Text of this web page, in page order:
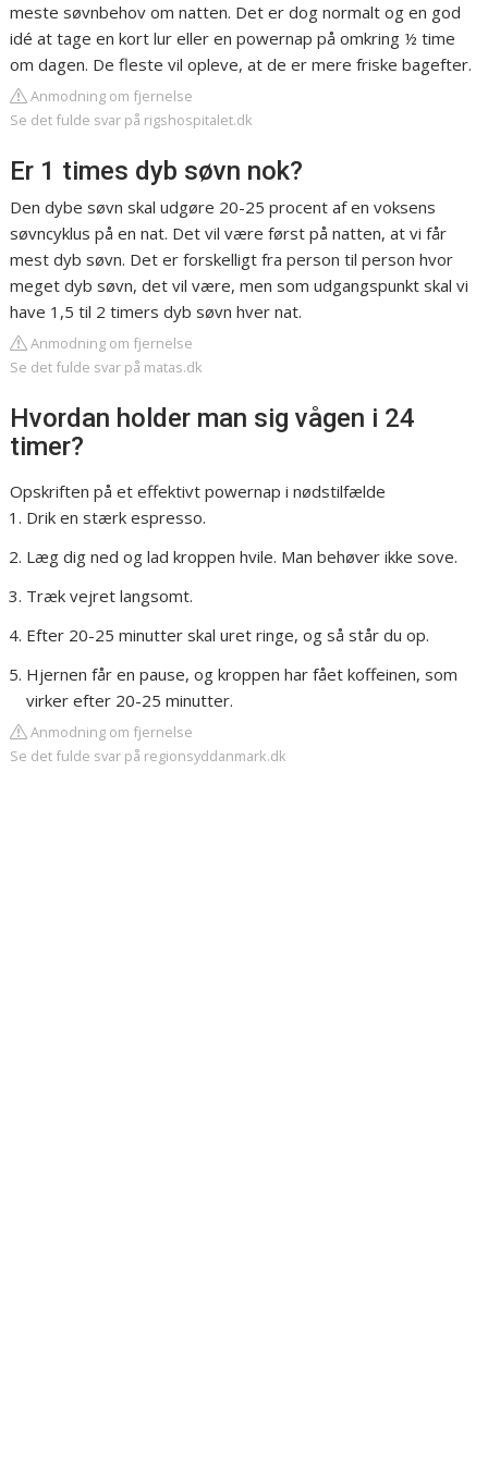
meste søvnbehov om natten. Det er dog normalt og en god
idé at tage en kort lur eller en powernap på omkring ½ time
om dagen. De fleste vil opleve, at de er mere friske bagefter.
Anmodning om fjernelse
Se det fulde svar på rigshospitalet.dk
Er 1 times dyb søvn nok?
Den dybe søvn skal udgøre 20-25 procent af en voksens
søvncyklus på en nat. Det vil være først på natten, at vi får
mest dyb søvn. Det er forskelligt fra person til person hvor
meget dyb søvn, det vil være, men som udgangspunkt skal vi
have 1,5 til 2 timers dyb søvn hver nat.
Anmodning om fjernelse
Se det fulde svar på matas.dk
Hvordan holder man sig vågen i 24
timer?
Opskriften på et effektivt powernap i nødstilfælde
Drik en stærk espresso.
Læg dig ned og lad kroppen hvile. Man behøver ikke sove.
Træk vejret langsomt.
Efter 20-25 minutter skal uret ringe, og så står du op.
Hjernen får en pause, og kroppen har fået koffeinen, som
virker efter 20-25 minutter.
Anmodning om fjernelse
Se det fulde svar på regionsyddanmark.dk